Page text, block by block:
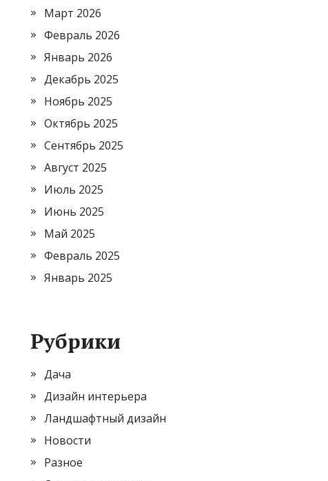
Март 2026
Февраль 2026
Январь 2026
Декабрь 2025
Ноябрь 2025
Октябрь 2025
Сентябрь 2025
Август 2025
Июль 2025
Июнь 2025
Май 2025
Февраль 2025
Январь 2025
Рубрики
Дача
Дизайн интерьера
Ландшафтный дизайн
Новости
Разное